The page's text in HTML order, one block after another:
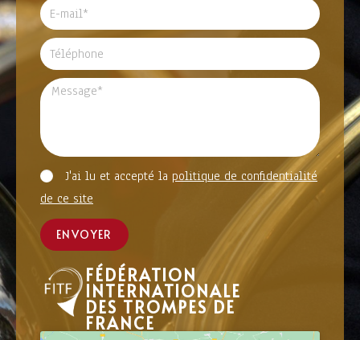
J'ai lu et accepté la politique de confidentialité
de ce site
ENVOYER
FÉDÉRATION
INTERNATIONALE
DES TROMPES DE
FRANCE